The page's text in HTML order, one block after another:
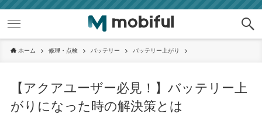
ホーム 修理・点検 バッテリー バッテリー上がり
【アクアユーザー必見！】バッテリー上
がりになった時の解決策とは